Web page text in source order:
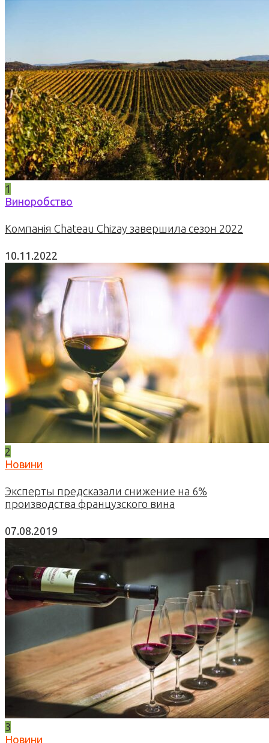
1
Виноробство
Компанія Chateau Chizay завершила сезон 2022
10.11.2022
2
Новини
Эксперты предсказали снижение на 6%
производства французского вина
07.08.2019
3
Новини